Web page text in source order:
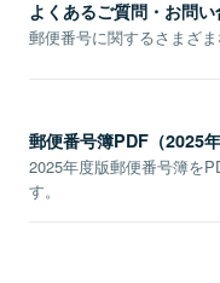
よくあるご質問・お問
郵便番号に関するさまざま
郵便番号簿PDF（2025年
2025年度版郵便番号簿を
す。